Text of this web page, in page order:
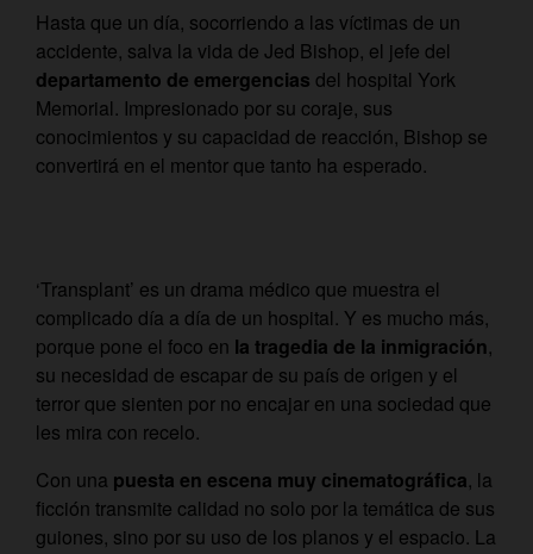
Hasta que un día, socorriendo a las víctimas de un
accidente, salva la vida de Jed Bishop, el jefe del
departamento de emergencias del hospital York
Memorial. Impresionado por su coraje, sus
conocimientos y su capacidad de reacción, Bishop se
convertirá en el mentor que tanto ha esperado.
‘Transplant’ es un drama médico que muestra el
complicado día a día de un hospital. Y es mucho más,
porque pone el foco en la tragedia de la inmigración,
su necesidad de escapar de su país de origen y el
terror que sienten por no encajar en una sociedad que
les mira con recelo.
Con una puesta en escena muy cinematográfica, la
ficción transmite calidad no solo por la temática de sus
guiones, sino por su uso de los planos y el espacio. La